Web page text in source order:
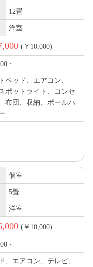
12畳
洋室
(￥10,000)
・
ベッド、エアコン、
ポットライト、コンセ
布団、収納、ポールハ
個室
5畳
洋室
(￥10,000)
・
、エアコン、テレビ、